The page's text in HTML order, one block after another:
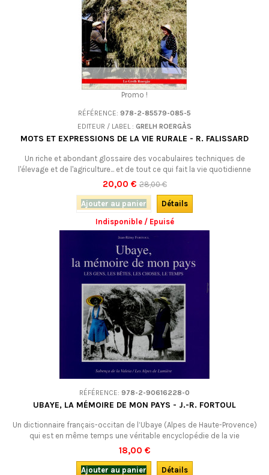
Promo !
RÉFÉRENCE: 978-2-85579-085-5
EDITEUR / LABEL : GRELH ROERGÀS
MOTS ET EXPRESSIONS DE LA VIE RURALE - R. FALISSARD
Un riche et abondant glossaire des vocabulaires techniques de
l'élevage et de l'agriculture... et de tout ce qui fait la vie quotidienne
d'une exploitation agricole. Amoureux de la langue d'oc, vous y
trouverez votre bonheur.Attention : derniers exemplaires.
20,00 €28,00 €
Ajouter au panier
Détails
Indisponible / Epuisé
RÉFÉRENCE: 978-2-90616228-0
UBAYE, LA MÉMOIRE DE MON PAYS - J.-R. FORTOUL
Un dictionnaire français-occitan de l’Ubaye (Alpes de Haute-Provence)
qui est en même temps une véritable encyclopédie de la vie
quotidienne dans la Vallée. Bilingue, mais en majorité en français. LIVRE
D’OCCASION : coédition Sabença de la Valeia (Barcelonnette) - Alpes de
Lumière (Forcalquier), 1995. Aujourd'hui introuvable !
18,00 €
Ajouter au panier
Détails